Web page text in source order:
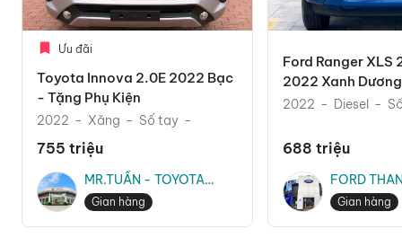
Ưu đãi
Toyota Innova 2.0E 2022 Bạc
- Tặng Phụ Kiện
2022 Xăng Số tay
755 triệu
MR.TUẤN - TOYOTA
THĂNG LONG
Gian hàng
Ford Ranger XLS
2022 Xanh
Mãi Phụ Kiện
2022 Diesel
688 triệu
FORD
MR.TRUNG
Gian hàng